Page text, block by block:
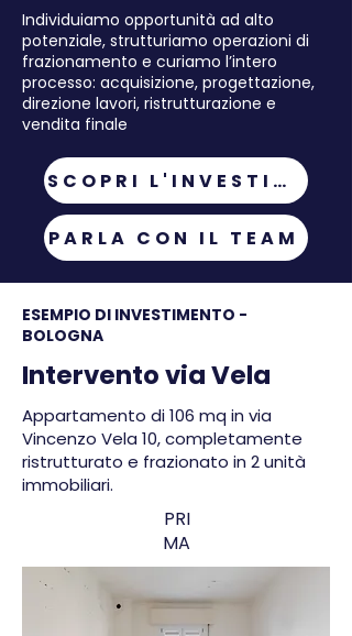
Individuiamo opportunità ad alto
potenziale, strutturiamo operazioni di
frazionamento e curiamo l’intero
processo: acquisizione, progettazione,
direzione lavori, ristrutturazione e
vendita finale
SCOPRI L'INVESTIMENTO TIPO
PARLA CON IL TEAM
ESEMPIO DI INVESTIMENTO -
BOLOGNA
Intervento via Vela
Appartamento di 106 mq in via
Vincenzo Vela 10, completamente
ristrutturato e frazionato in 2 unità
immobiliari.
PRI
MA